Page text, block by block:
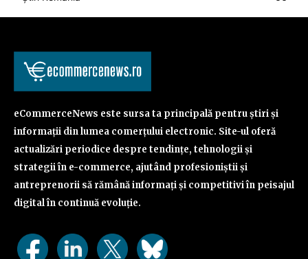
eCommerceNews este sursa ta principală pentru știri și
informații din lumea comerțului electronic. Site-ul oferă
actualizări periodice despre tendințe, tehnologii și
strategii în e-commerce, ajutând profesioniștii și
antreprenorii să rămână informați și competitivi în peisajul
digital în continuă evoluție.